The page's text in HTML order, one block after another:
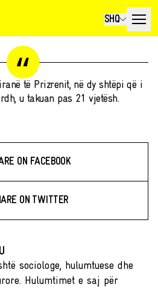
SHQ
të Prizrenit, në dy shtëpi që i
u takuan pas 21 vjetësh.
ON FACEBOOK
ON TWITTER
sociologe, hulumtuese dhe
Hulumtimet e saj për